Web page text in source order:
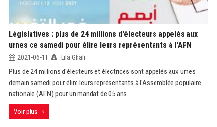
Législatives : plus de 24 millions d'électeurs appelés aux
urnes ce samedi pour élire leurs représentants à l'APN
2021-06-11 Lila Ghali
Plus de 24 millions d'électeurs et électrices sont appelés aux urnes
demain samedi pour élire leurs représentants à l'Assemblée populaire
nationale (APN) pour un mandat de 05 ans.
Voir plus